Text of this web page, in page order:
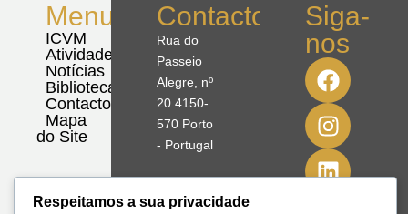
Menu
ICVM
Atividades
Notícias
Biblioteca
Contactos
Mapa
do Site
Contactos
Rua do
Passeio
Alegre, nº
20 4150-
570 Porto
- Portugal
N
Siga-
nos
Respeitamos a sua privacidade